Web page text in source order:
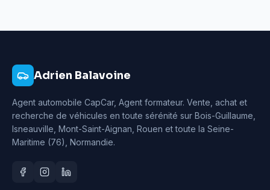
Adrien Balavoine
Agent automobile CapCar, Agent formateur. Vente, achat et
recherche de véhicules en toute sérénité sur Bois-Guillaume,
Isneauville, Mont-Saint-Aignan, Rouen et toute la Seine-
Maritime (76), Normandie.